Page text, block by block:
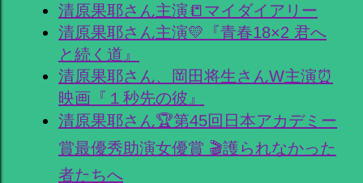
清原果耶さん主演📒マイダイアリー
清原果耶さん主演💛『青春18×2 君へ
と続く道』
清原果耶さん、岡田将生さんW主演⏰
映画『１秒先の彼』
清原果耶さん🏆第45回日本アカデミー
賞最優秀助演女優賞 🎬護られなかった
者たちへ